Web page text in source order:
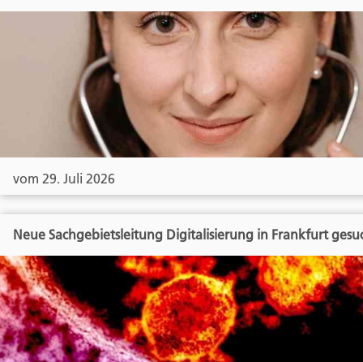
vom 29. Juli 2026
Neue Sachgebietsleitung Digitalisierung in Frankfurt